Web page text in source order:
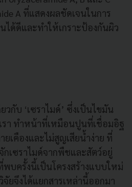
A ที่แสดงผลชัดเจนในการ
ได้ดีและทำให้เกราะป้องกันผิว
กับ ‘เซราไมด์’ ซึ่งเป็นไขมัน
รา ทำหน้าที่เหมือนปูนที่เชื่อมอิฐ
เคืองและไม่สูญเสียน้ำง่าย ที่
เซราไมด์จากพืชและสัตว์อยู่
บครั้งนี้เป็นโครงสร้างแบบใหม่
ยจึงได้แยกสารเหล่านี้ออกมา